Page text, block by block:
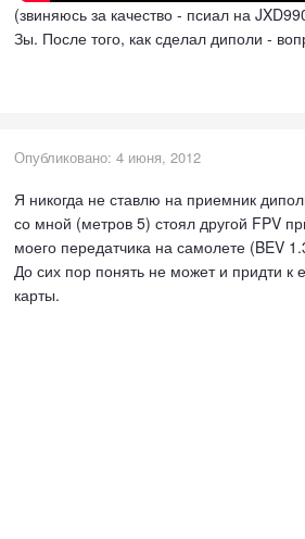
(звиняюсь за качество - псиал на
Зы. После того, как сделал диполи -
Опубликовано: 4 июня, 2012
Я никогда не ставлю на приемник
со мной (метров 5) стоял другой FPV
моего передатчика на самолете (BEV
До сих пор понять не может и придти к
карты.